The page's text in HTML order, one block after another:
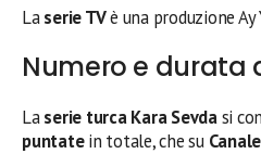
Laserie TVè una produzione Ay
Numero e durata
Laserie turca Kara Sevdasi
puntatein totale, che su